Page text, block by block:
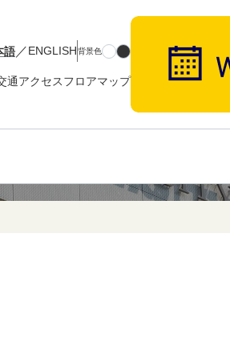
語／ENGLISH背景色
通アクセスフロアマップ